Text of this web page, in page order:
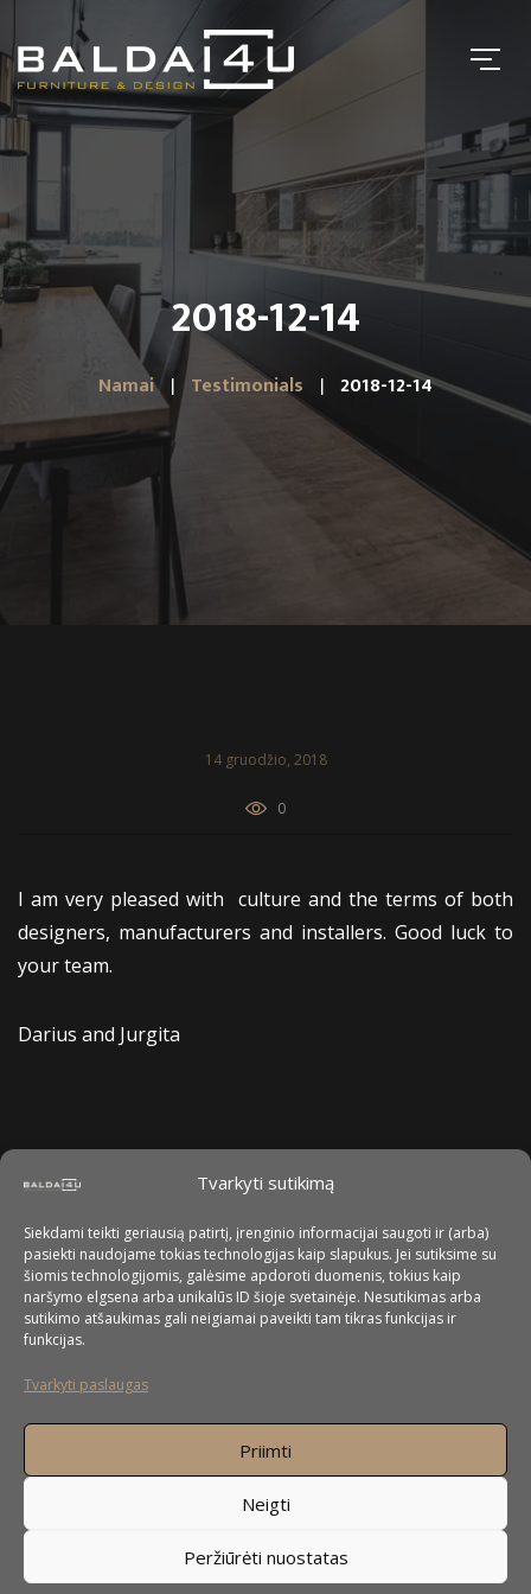
Tvarkyti sutikimą
Siekdami teikti geriausią patirtį, įrenginio informacijai saugoti ir (arba)
pasiekti naudojame tokias technologijas kaip slapukus. Jei sutiksime su
šiomis technologijomis, galėsime apdoroti duomenis, tokius kaip
naršymo elgsena arba unikalūs ID šioje svetainėje. Nesutikimas arba
sutikimo atšaukimas gali neigiamai paveikti tam tikras funkcijas ir
funkcijas.
Tvarkyti paslaugas
Priimti
Neigti
Peržiūrėti nuostatas
2018-12-14
Namai Testimonials 2018-12-14
14 gruodžio, 2018
0
I am very pleased with culture and the terms of both
designers, manufacturers and installers. Good luck to
your team.
Darius and Jurgita